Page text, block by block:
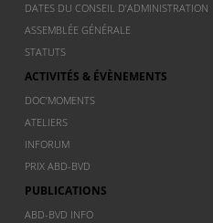
DATES DU CONSEIL D’ADMINISTRATION
ASSEMBLÉE GÉNÉRALE
STATUTS
ACTIVITÉS & ÉVÈNEMENTS
DOC’MOMENTS
ATELIERS
INFORUM
PRIX ABD-BVD
PUBLICATIONS
ABD-BVD INFO